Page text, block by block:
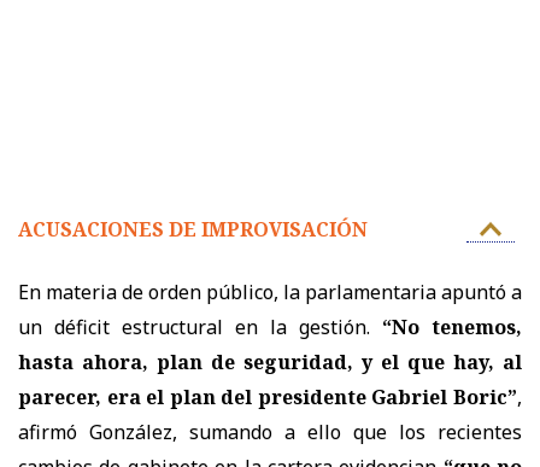
ACUSACIONES DE IMPROVISACIÓN
En materia de orden público, la parlamentaria apuntó a
un déficit estructural en la gestión. “No tenemos,
hasta ahora, plan de seguridad, y el que hay, al
parecer, era el plan del presidente Gabriel Boric”,
afirmó González, sumando a ello que los recientes